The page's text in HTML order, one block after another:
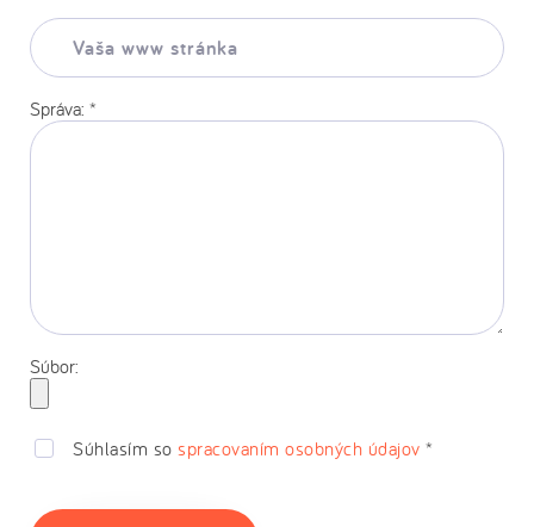
Vaša
www
stránka:
Správa: *
Súbor:
Súhlasím so spracovaním osobných údajov *